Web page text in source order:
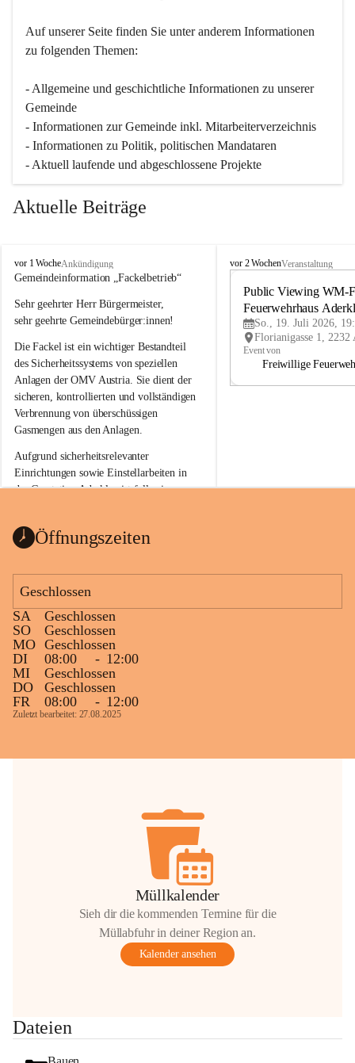
Auf unserer Seite finden Sie un­ter an­de­rem Informationen
zu folgenden Themen:
- Allgemeine und geschichtliche Informationen zu unserer
Gemeinde
- Informationen zur Gemeinde inkl. Mitarbeiterverzeichnis
- Informationen zu Politik, politischen Mandataren
- Aktuell laufende und abgeschlossene Projekte
Aktuelle Beiträge
A
d
r
k
a
a
vor 1 WocheAnkündigung
Gemeindeinformation „Fackelbetrieb“
Sehr geehrter Herr Bürgermeister,
sehr geehrte Gemeindebürger:innen!
Die Fackel ist ein wichtiger Bestandteil
des Sicherheitssystems von speziellen
Anlagen der OMV Austria. Sie dient der
sicheren, kontrollierten und vollständigen
Verbrennung von überschüssigen
Gasmengen aus den Anlagen.
Aufgrund sicherheitsrelevanter
Einrichtungen sowie Einstellarbeiten in
der Gasstation Aderklaa ist fallweise
kommenden Tagen und Wochen wird
sein.
Die OMV Austria ist bemüht, für die
Bevölkerung ungewohnte, jedoch
technisch notwendige Betriebszustände so
kurz wie möglich zu halten.
Wir bitten daher die umliegende
Bevölkerung um Verständnis.
anrainer-service@omv.com
Bei Fragen, Anliegen oder Beschwerden.
Die OMV wird im Zuge von
A
vor 2 WochenVeranstaltung
Public Viewing WM-
Feuerwehrhaus
So., 19. Juli 2026,
Event von
Freiwillige
Öffnungszeiten
Geschlossen
SA
Geschlossen
SO
Geschlossen
MO Geschlossen
DI
08:00 - 12:00
MI
Geschlossen
DO
Geschlossen
FR
08:00 - 12:00
Zuletzt bearbeitet: 27.08.2025
Müllkalender
Sieh dir die kommenden Termine für die
Müllabfuhr in deiner Region an.
Kalender ansehen
Dateien